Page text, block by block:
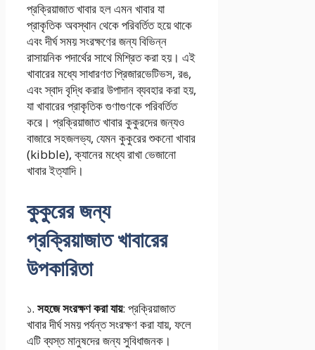
প্রক্রিয়াজাত খাবার হল এমন খাবার যা
প্রাকৃতিক অবস্থান থেকে পরিবর্তিত হয়ে থাকে
এবং দীর্ঘ সময় সংরক্ষণের জন্য বিভিন্ন
রাসায়নিক পদার্থের সাথে মিশ্রিত করা হয়। এই
খাবারের মধ্যে সাধারণত প্রিজারভেটিভস, রঙ,
এবং স্বাদ বৃদ্ধি করার উপাদান ব্যবহার করা হয়,
যা খাবারের প্রাকৃতিক গুণাগুণকে পরিবর্তিত
করে। প্রক্রিয়াজাত খাবার কুকুরদের জন্যও
বাজারে সহজলভ্য, যেমন কুকুরের শুকনো খাবার
(kibble), ক্যানের মধ্যে রাখা ভেজানো
খাবার ইত্যাদি।
কুকুরের জন্য
প্রক্রিয়াজাত খাবারের
উপকারিতা
১. সহজে সংরক্ষণ করা যায়: প্রক্রিয়াজাত
খাবার দীর্ঘ সময় পর্যন্ত সংরক্ষণ করা যায়, ফলে
এটি ব্যস্ত মানুষদের জন্য সুবিধাজনক।